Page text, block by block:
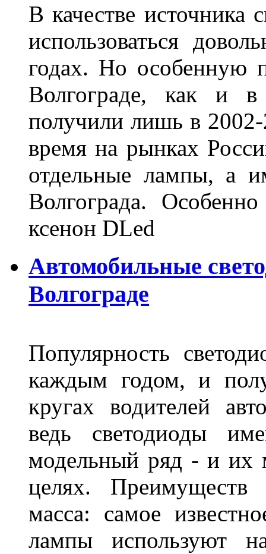
В качестве источника
использоваться
годах. Но особенную
Волгограде, как и
получили лишь в
время на рынках
отдельные лампы, а
Волгограда.
ксенон DLed
Автомобильные
Волгограде
Популярность
каждым годом, и
кругах водителей
ведь светодиоды
модельный ряд - и их
целях.
масса: самое
лампы используют